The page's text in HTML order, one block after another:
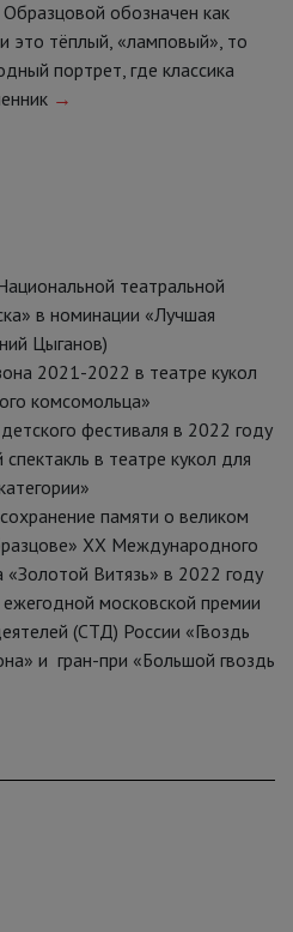
обозначен как
это тёплый, «ламповый», то
портрет, где классика
→
театральной
в номинации «Лучшая
Цыганов)
2021-2022 в театре кукол
комсомольца»
фестиваля в 2022 году
в театре кукол для
памяти о великом
XX Международного
«Золотой Витязь» в 2022 году
московской премии
(СТД) России «Гвоздь
и гран-при «Большой гвоздь